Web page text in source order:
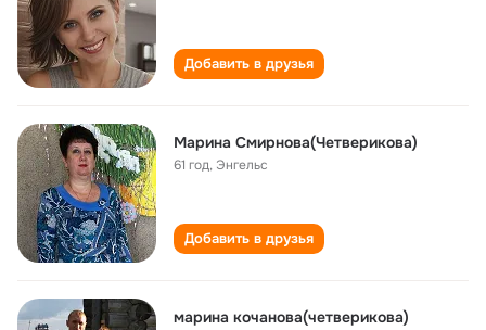
Добавить в друзья
Марина Смирнова(Четверикова)
61 год, Энгельс
Добавить в друзья
марина кочановa(четверикова)